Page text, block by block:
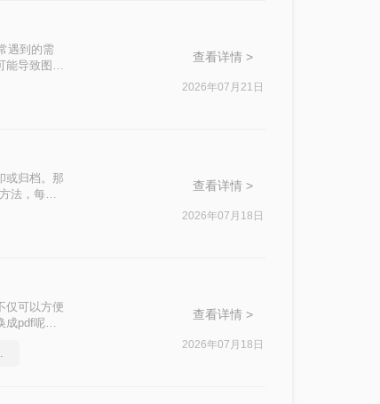
遇到的需
能导致图片
查看详情 >
2026年07月21日
或归档。那
法，每种
查看详情 >
2026年07月18日
仅可以方便
成pdf呢？
你解决
查看详情 >
2026年07月18日